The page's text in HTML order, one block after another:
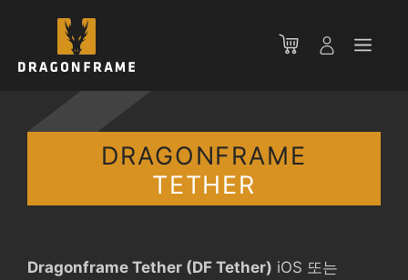
메
DRAGONFRAME
TETHER
Dragonframe Tether (DF Tether) iOS 또는